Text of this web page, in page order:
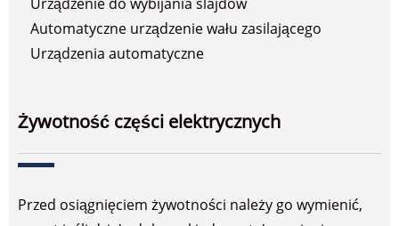
Automatyczne urządzenie wału zasilającego
Urządzenia automatyczne
Żywotność części elektrycznych
Przed osiągnięciem żywotności należy go wymienić,